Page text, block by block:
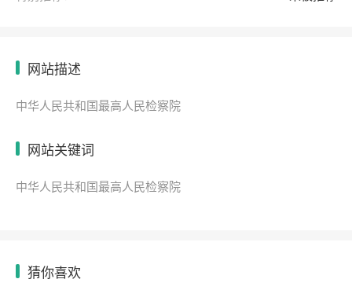
网站描述
中华人民共和国最高人民检察院
网站关键词
中华人民共和国最高人民检察院
猜你喜欢